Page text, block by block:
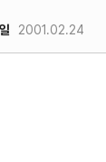
2001.02.24